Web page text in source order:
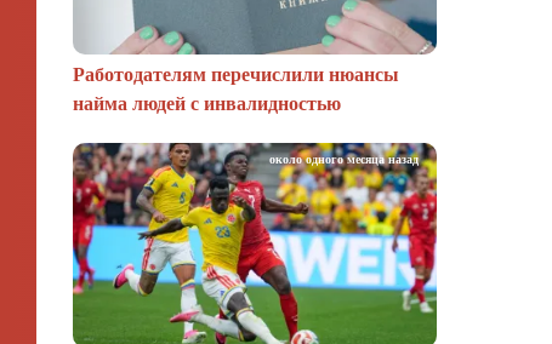
Работодателям перечислили нюансы
найма людей с инвалидностью
около одного месяца назад